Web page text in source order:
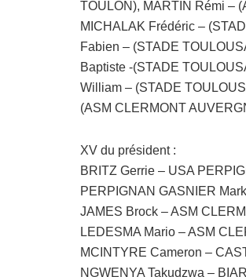
TOULON), MARTIN Rémi –
MICHALAK Frédéric –
Fabien – (STADE
Baptiste -(STADE
William – (STADE
(ASM CLERMONT
XV du président :
BRITZ Gerrie – USA
PERPIGNAN GASNIER
JAMES Brock – ASM
LEDESMA Mario – ASM
MCINTYRE Cameron –
NGWENYA Takudzwa –